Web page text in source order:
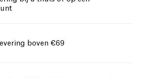
boven €69